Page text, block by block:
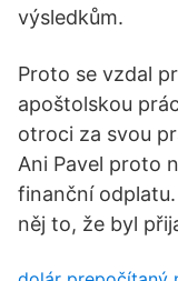
výsledkům.
Proto se vzdal
apoštolskou
otroci za svou
Ani Pavel proto
finanční
něj to, že byl